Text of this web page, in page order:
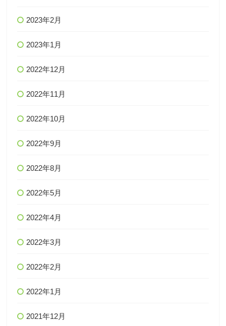
2023年2月
2023年1月
2022年12月
2022年11月
2022年10月
2022年9月
2022年8月
2022年5月
2022年4月
2022年3月
2022年2月
2022年1月
2021年12月